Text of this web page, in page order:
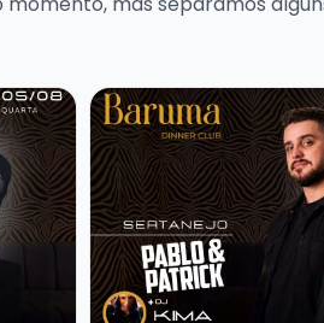
Bruno Quadrado + Dj
Veja mais sobre Baruma